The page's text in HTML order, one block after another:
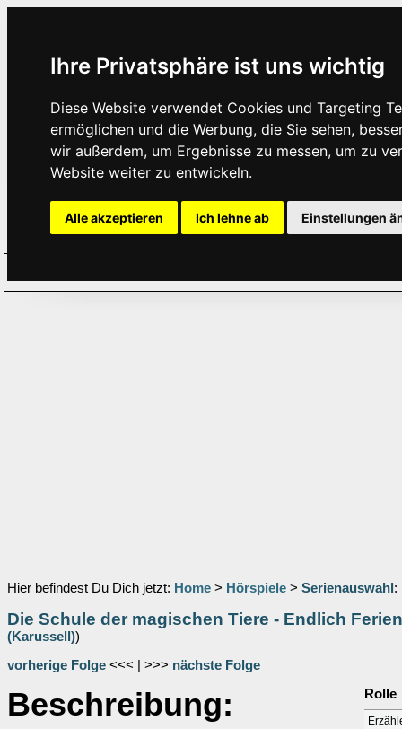
Ihre Privatsphäre ist uns wichtig
Diese Website verwendet Cookies und Targeting
ermöglichen und die Werbung, die Sie sehen,
wir außerdem, um Ergebnisse zu messen, um zu
Website weiter zu entwickeln.
Alle akzeptieren Ich lehne ab Einstellungen
Hier befindest Du Dich jetzt: Home > Hörspiele > Serienauswahl :
Die Schule der magischen Tiere - Endlich Ferien
(Karussell))
vorherige Folge <<< | >>> nächste Folge
Beschreibung: Rolle